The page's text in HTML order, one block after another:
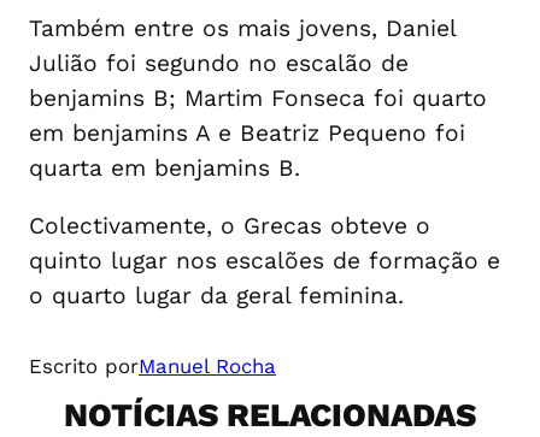
Também entre os mais jovens, Daniel
Julião foi segundo no escalão de
benjamins B; Martim Fonseca foi quarto
em benjamins A e Beatriz Pequeno foi
quarta em benjamins B.
Colectivamente, o Grecas obteve o
quinto lugar nos escalões de formação e
o quarto lugar da geral feminina.
Escrito porManuel Rocha
NOTÍCIAS RELACIONADAS